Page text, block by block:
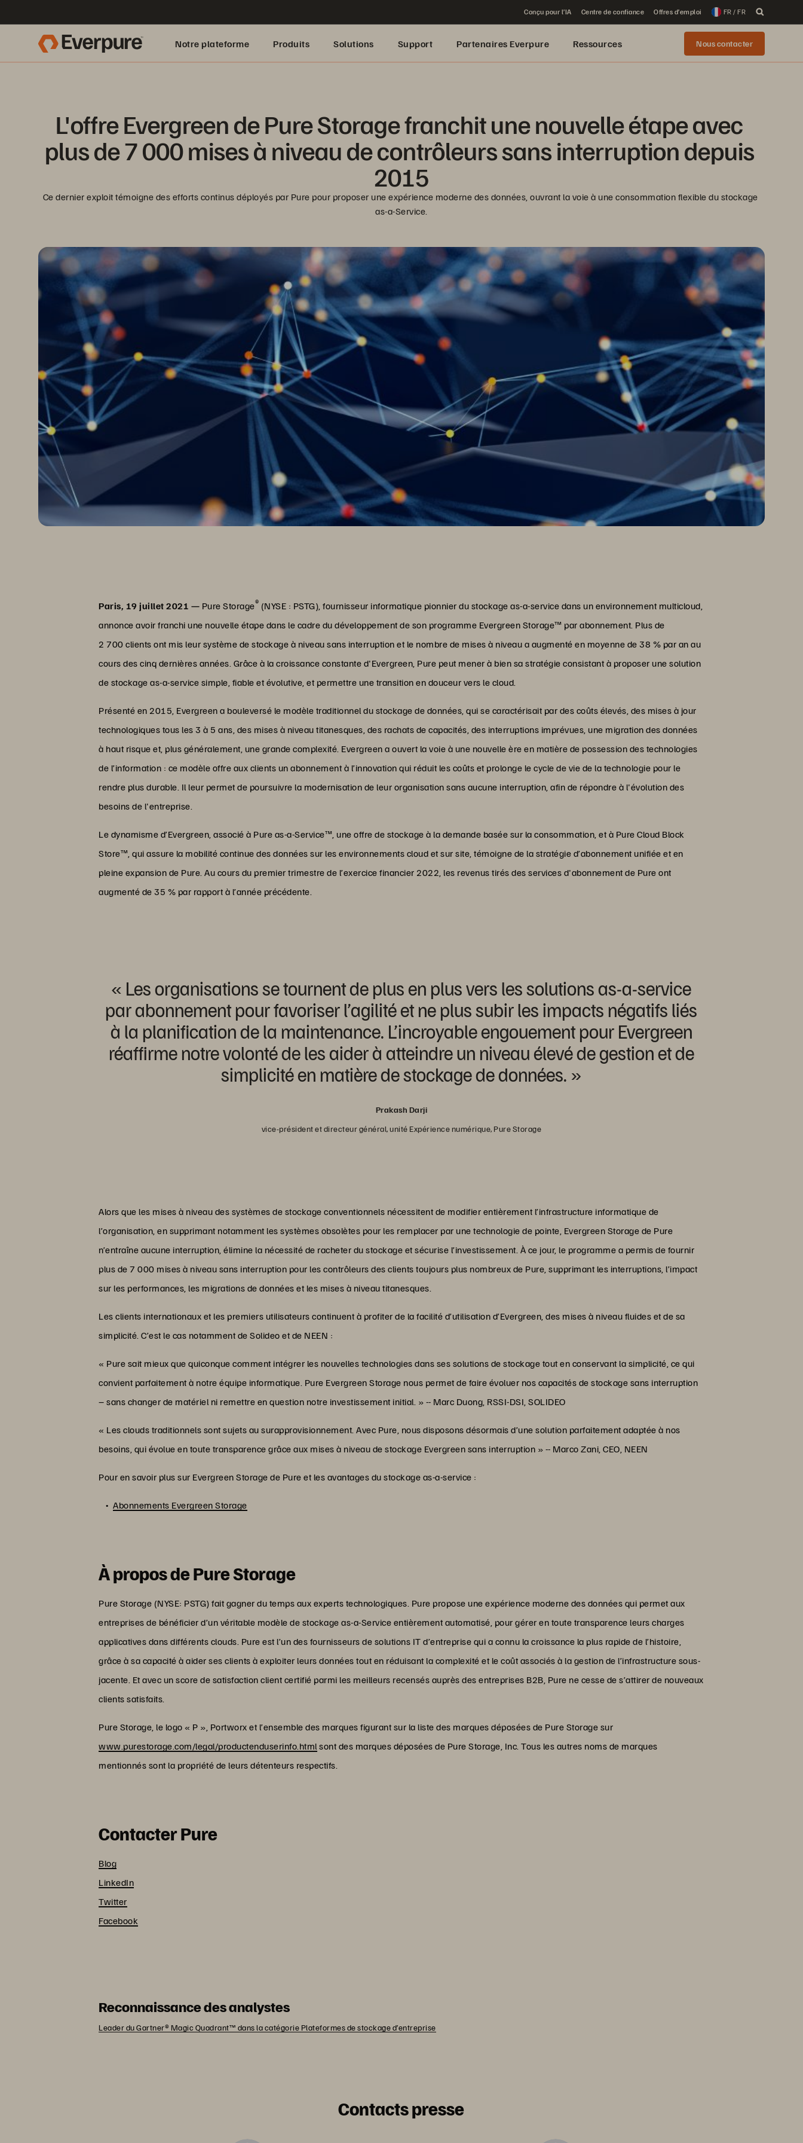
Conçu pour l’IA Centre de confiance Offres d’emploi FR / FR
Notre plateforme Produits Solutions Support Partenaires Everpure Ressources Nous contacter
L'offre Evergreen de Pure Storage franchit une nouvelle étape avec
plus de 7 000 mises à niveau de contrôleurs sans interruption depuis
2015
Ce dernier exploit témoigne des efforts continus déployés par Pure pour proposer une expérience moderne des données, ouvrant la voie à une consommation flexible du stockage
as-a-Service.
Paris, 19 juillet 2021 — Pure Storage® (NYSE : PSTG), fournisseur informatique pionnier du stockage as-a-service dans un environnement multicloud,
annonce avoir franchi une nouvelle étape dans le cadre du développement de son programme Evergreen Storage™ par abonnement. Plus de
2 700 clients ont mis leur système de stockage à niveau sans interruption et le nombre de mises à niveau a augmenté en moyenne de 38 % par an au
cours des cinq dernières années. Grâce à la croissance constante d'Evergreen, Pure peut mener à bien sa stratégie consistant à proposer une solution
de stockage as-a-service simple, fiable et évolutive, et permettre une transition en douceur vers le cloud.
Présenté en 2015, Evergreen a bouleversé le modèle traditionnel du stockage de données, qui se caractérisait par des coûts élevés, des mises à jour
technologiques tous les 3 à 5 ans, des mises à niveau titanesques, des rachats de capacités, des interruptions imprévues, une migration des données
à haut risque et, plus généralement, une grande complexité. Evergreen a ouvert la voie à une nouvelle ère en matière de possession des technologies
de l’information : ce modèle offre aux clients un abonnement à l’innovation qui réduit les coûts et prolonge le cycle de vie de la technologie pour le
rendre plus durable. Il leur permet de poursuivre la modernisation de leur organisation sans aucune interruption, afin de répondre à l'évolution des
besoins de l'entreprise.
Le dynamisme d’Evergreen, associé à Pure as-a-Service™, une offre de stockage à la demande basée sur la consommation, et à Pure Cloud Block
Store™, qui assure la mobilité continue des données sur les environnements cloud et sur site, témoigne de la stratégie d’abonnement unifiée et en
pleine expansion de Pure. Au cours du premier trimestre de l’exercice financier 2022, les revenus tirés des services d'abonnement de Pure ont
augmenté de 35 % par rapport à l’année précédente.
« Les organisations se tournent de plus en plus vers les solutions as-a-service
par abonnement pour favoriser l’agilité et ne plus subir les impacts négatifs liés
à la planification de la maintenance. L’incroyable engouement pour Evergreen
réaffirme notre volonté de les aider à atteindre un niveau élevé de gestion et de
simplicité en matière de stockage de données. »
Prakash Darji
vice-président et directeur général, unité Expérience numérique, Pure Storage
Alors que les mises à niveau des systèmes de stockage conventionnels nécessitent de modifier entièrement l’infrastructure informatique de
l’organisation, en supprimant notamment les systèmes obsolètes pour les remplacer par une technologie de pointe, Evergreen Storage de Pure
n’entraîne aucune interruption, élimine la nécessité de racheter du stockage et sécurise l’investissement. À ce jour, le programme a permis de fournir
plus de 7 000 mises à niveau sans interruption pour les contrôleurs des clients toujours plus nombreux de Pure, supprimant les interruptions, l’impact
sur les performances, les migrations de données et les mises à niveau titanesques.
Les clients internationaux et les premiers utilisateurs continuent à profiter de la facilité d’utilisation d’Evergreen, des mises à niveau fluides et de sa
simplicité. C’est le cas notamment de Solideo et de NEEN :
« Pure sait mieux que quiconque comment intégrer les nouvelles technologies dans ses solutions de stockage tout en conservant la simplicité, ce qui
convient parfaitement à notre équipe informatique. Pure Evergreen Storage nous permet de faire évoluer nos capacités de stockage sans interruption
– sans changer de matériel ni remettre en question notre investissement initial. » -- Marc Duong, RSSI-DSI, SOLIDEO
« Les clouds traditionnels sont sujets au surapprovisionnement. Avec Pure, nous disposons désormais d’une solution parfaitement adaptée à nos
besoins, qui évolue en toute transparence grâce aux mises à niveau de stockage Evergreen sans interruption » -- Marco Zani, CEO, NEEN
Pour en savoir plus sur Evergreen Storage de Pure et les avantages du stockage as-a-service :
Abonnements Evergreen Storage
À propos de Pure Storage
Pure Storage (NYSE: PSTG) fait gagner du temps aux experts technologiques. Pure propose une expérience moderne des données qui permet aux
entreprises de bénéficier d’un véritable modèle de stockage as-a-Service entièrement automatisé, pour gérer en toute transparence leurs charges
applicatives dans différents clouds. Pure est l’un des fournisseurs de solutions IT d’entreprise qui a connu la croissance la plus rapide de l’histoire,
grâce à sa capacité à aider ses clients à exploiter leurs données tout en réduisant la complexité et le coût associés à la gestion de l’infrastructure sous-
jacente. Et avec un score de satisfaction client certifié parmi les meilleurs recensés auprès des entreprises B2B, Pure ne cesse de s’attirer de nouveaux
clients satisfaits.
Pure Storage, le logo « P », Portworx et l’ensemble des marques figurant sur la liste des marques déposées de Pure Storage sur
www.purestorage.com/legal/productenduserinfo.htmlsont des marques déposées de Pure Storage, Inc. Tous les autres noms de marques
mentionnés sont la propriété de leurs détenteurs respectifs.
Contacter Pure
Blog
LinkedIn
Twitter
Facebook
Reconnaissance des analystes
Leader du Gartner® Magic Quadrant™ dans la catégorie Plateformes de stockage d’entreprise
Contacts presse